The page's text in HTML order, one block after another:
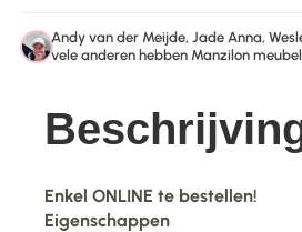
Andy van der Meijde, Jade Anna,
vele anderen hebben Manzilon
Enkel ONLINE te bestellen!
Eigenschappen